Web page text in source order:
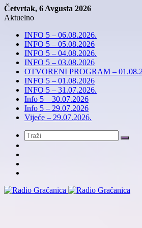
Četvrtak, 6 Avgusta 2026
Aktuelno
INFO 5 – 06.08.2026.
INFO 5 – 05.08.2026
INFO 5 – 04.08.2026.
INFO 5 – 03.08.2026
OTVORENI PROGRAM –
INFO 5 – 01.08.2026
INFO 5 – 31.07.2026.
Info 5 – 30.07.2026
Info 5 – 29.07.2026
Vijeće – 29.07.2026.
Meni